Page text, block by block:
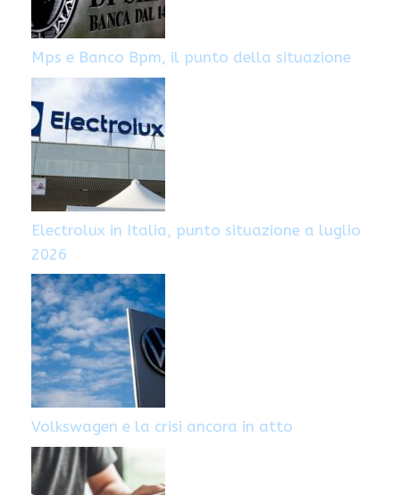
Mps e Banco Bpm, il punto della situazione
Electrolux in Italia, punto situazione a luglio
2026
Volkswagen e la crisi ancora in atto